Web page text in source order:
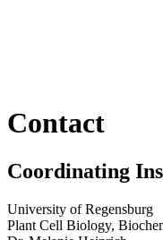
Contact
Coordinating
University of Regensburg
Plant Cell Biology,